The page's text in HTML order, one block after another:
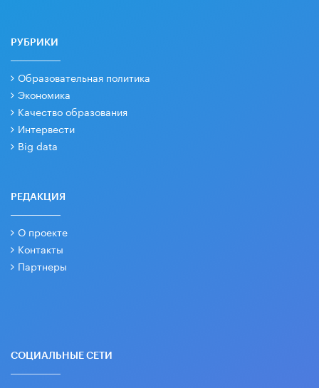
РУБРИКИ
Образовательная политика
Экономика
Качество образования
Интервести
Big data
РЕДАКЦИЯ
О проекте
Контакты
Партнеры
СОЦИАЛЬНЫЕ СЕТИ